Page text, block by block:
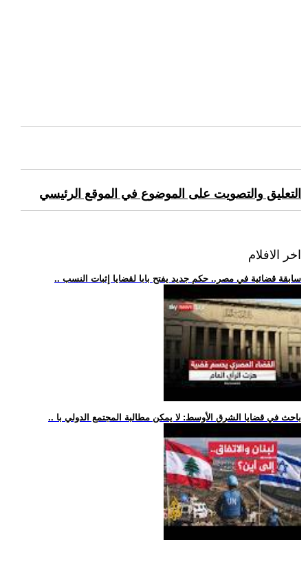
التعليق والتصويت على الموضوع في الموقع الرئيسي
اخر الافلام
.. سابقة قضائية في مصر.. حكم جديد يفتح بابا لقضايا إثبات النسب
.. باحث في قضايا الشرق الأوسط: لا يمكن مطالبة المجتمع الدولي با